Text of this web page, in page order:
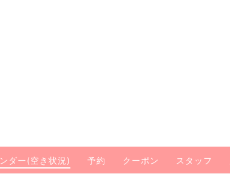
ダー(空き状況) 予約 クーポン スタッフ